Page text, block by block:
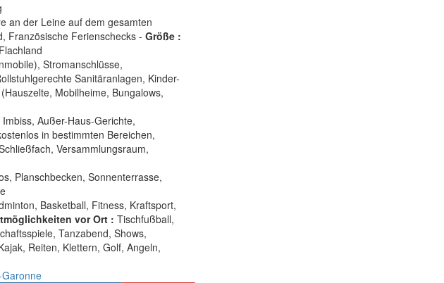
an der Leine auf dem gesamten
Französische Ferienschecks - Größe :
Flachland
Stromanschlüsse,
Sanitäranlagen, Kinder-
Mobilheime, Bungalows,
Außer-Haus-Gerichte,
in bestimmten Bereichen,
Versammlungsraum,
Planschbecken, Sonnenterrasse,
Basketball, Fitness, Kraftsport,
vor Ort : Tischfußball,
Tanzabend, Shows,
Reiten, Klettern, Golf, Angeln,